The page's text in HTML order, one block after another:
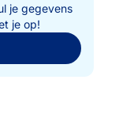
je gegevens
je op!